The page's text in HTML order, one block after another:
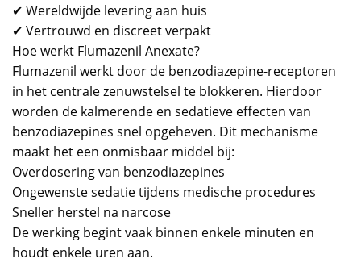
✔ Wereldwijde levering aan huis
✔ Vertrouwd en discreet verpakt
Hoe werkt Flumazenil Anexate?
Flumazenil werkt door de benzodiazepine-receptoren
in het centrale zenuwstelsel te blokkeren. Hierdoor
worden de kalmerende en sedatieve effecten van
benzodiazepines snel opgeheven. Dit mechanisme
maakt het een onmisbaar middel bij:
Overdosering van benzodiazepines
Ongewenste sedatie tijdens medische procedures
Sneller herstel na narcose
De werking begint vaak binnen enkele minuten en
houdt enkele uren aan.